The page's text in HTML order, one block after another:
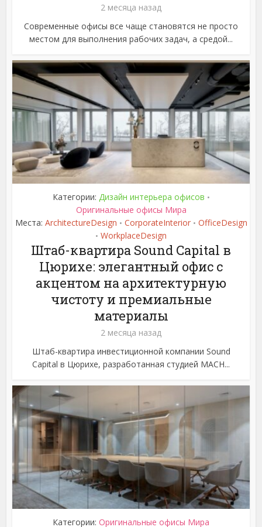
2 месяца назад
Современные офисы все чаще становятся не просто
местом для выполнения рабочих задач, а средой...
Категории: Дизайн интерьера офисов •
Оригинальные офисы Мира
Места: ArchitectureDesign • CorporateInterior • OfficeDesign
• WorkplaceDesign
Штаб-квартира Sound Capital в
Цюрихе: элегантный офис с
акцентом на архитектурную
чистоту и премиальные
материалы
2 месяца назад
Штаб-квартира инвестиционной компании Sound
Capital в Цюрихе, разработанная студией MACH...
Категории: Оригинальные офисы Мира